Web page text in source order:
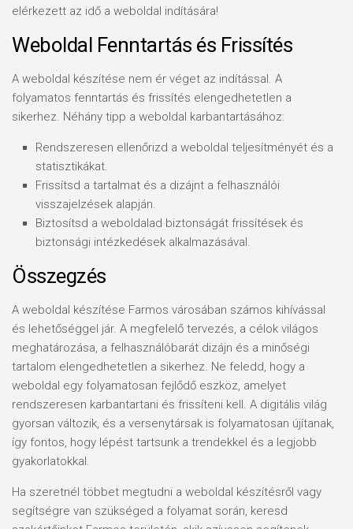
elérkezett az idő a weboldal indítására!
Weboldal Fenntartás és Frissítés
A weboldal készítése nem ér véget az indítással. A
folyamatos fenntartás és frissítés elengedhetetlen a
sikerhez. Néhány tipp a weboldal karbantartásához:
Rendszeresen ellenőrizd a weboldal teljesítményét és a
statisztikákat.
Frissítsd a tartalmat és a dizájnt a felhasználói
visszajelzések alapján.
Biztosítsd a weboldalad biztonságát frissítések és
biztonsági intézkedések alkalmazásával.
Összegzés
A weboldal készítése Farmos városában számos kihívással
és lehetőséggel jár. A megfelelő tervezés, a célok világos
meghatározása, a felhasználóbarát dizájn és a minőségi
tartalom elengedhetetlen a sikerhez. Ne feledd, hogy a
weboldal egy folyamatosan fejlődő eszköz, amelyet
rendszeresen karbantartani és frissíteni kell. A digitális világ
gyorsan változik, és a versenytársak is folyamatosan újítanak,
így fontos, hogy lépést tartsunk a trendekkel és a legjobb
gyakorlatokkal.
Ha szeretnél többet megtudni a weboldal készítésről vagy
segítségre van szükséged a folyamat során, keresd